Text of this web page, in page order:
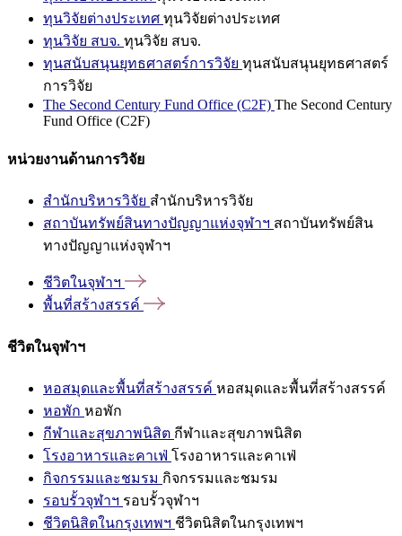
ทุนวิจัยต่างประเทศ ทุนวิจัยต่างประเทศ
ทุนวิจัย สบจ. ทุนวิจัย สบจ.
ทุนสนับสนุนยุทธศาสตร์การวิจัย ทุนสนับสนุนยุทธศาสตร์
การวิจัย
The Second Century Fund Office (C2F) The Second Century
Fund Office (C2F)
หน่วยงานด้านการวิจัย
สำนักบริหารวิจัย สำนักบริหารวิจัย
สถาบันทรัพย์สินทางปัญญาแห่งจุฬาฯ สถาบันทรัพย์สิน
ทางปัญญาแห่งจุฬาฯ
ชีวิตในจุฬาฯ
พื้นที่สร้างสรรค์
ชีวิตในจุฬาฯ
หอสมุดและพื้นที่สร้างสรรค์ หอสมุดและพื้นที่สร้างสรรค์
หอพัก หอพัก
กีฬาและสุขภาพนิสิต กีฬาและสุขภาพนิสิต
โรงอาหารและคาเฟ่ โรงอาหารและคาเฟ่
กิจกรรมและชมรม กิจกรรมและชมรม
รอบรั้วจุฬาฯ รอบรั้วจุฬาฯ
ชีวิตนิสิตในกรุงเทพฯ ชีวิตนิสิตในกรุงเทพฯ